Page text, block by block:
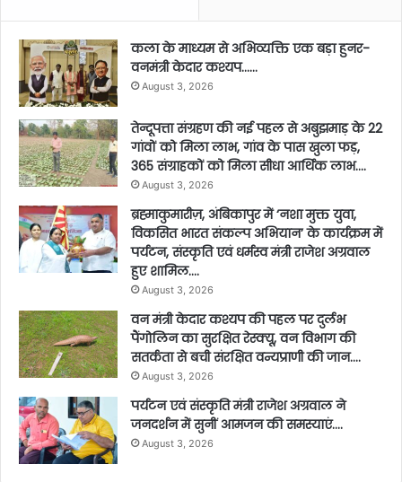
कला के माध्यम से अभिव्यक्ति एक बड़ा हुनर-
वनमंत्री केदार कश्यप……
August 3, 2026
तेन्दूपत्ता संग्रहण की नई पहल से अबुझमाड़ के 22
गांवों को मिला लाभ, गांव के पास खुला फड़,
365 संग्राहकों को मिला सीधा आर्थिक लाभ….
August 3, 2026
ब्रह्माकुमारीज़, अंबिकापुर में ‘नशा मुक्त युवा,
विकसित भारत संकल्प अभियान’ के कार्यक्रम में
पर्यटन, संस्कृति एवं धर्मस्व मंत्री राजेश अग्रवाल
हुए शामिल….
August 3, 2026
वन मंत्री केदार कश्यप की पहल पर दुर्लभ
पैंगोलिन का सुरक्षित रेस्क्यू, वन विभाग की
सतर्कता से बची संरक्षित वन्यप्राणी की जान….
August 3, 2026
पर्यटन एवं संस्कृति मंत्री राजेश अग्रवाल ने
जनदर्शन में सुनीं आमजन की समस्याएं….
August 3, 2026